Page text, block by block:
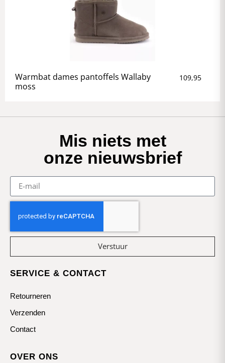
Warmbat dames pantoffels Wallaby
moss
109,95
Mis niets met
onze nieuwsbrief
Verstuur
SERVICE & CONTACT
Retourneren
Verzenden
Contact
OVER ONS